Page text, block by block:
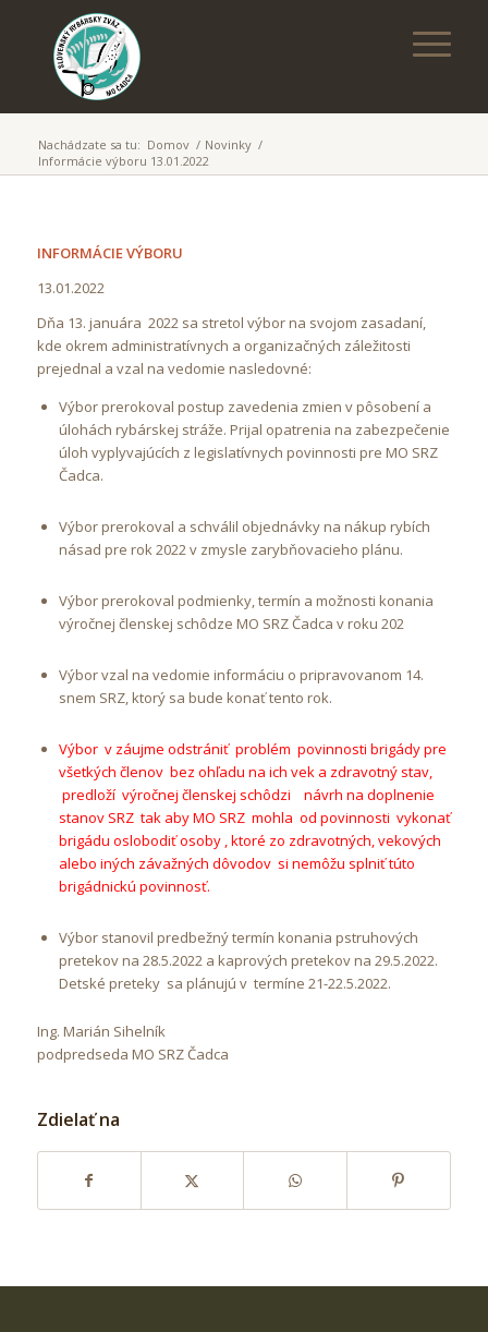
Nachádzate sa tu: Domov / Novinky /
Informácie výboru 13.01.2022
INFORMÁCIE VÝBORU
13.01.2022
Dňa 13. januára 2022 sa stretol výbor na svojom zasadaní,
kde okrem administratívnych a organizačných záležitosti
prejednal a vzal na vedomie nasledovné:
Výbor prerokoval postup zavedenia zmien v pôsobení a
úlohách rybárskej stráže. Prijal opatrenia na zabezpečenie
úloh vyplyvajúcích z legislatívnych povinnosti pre MO SRZ
Čadca.
Výbor prerokoval a schválil objednávky na nákup rybích
násad pre rok 2022 v zmysle zarybňovacieho plánu.
Výbor prerokoval podmienky, termín a možnosti konania
výročnej členskej schôdze MO SRZ Čadca v roku 202
Výbor vzal na vedomie informáciu o pripravovanom 14.
snem SRZ, ktorý sa bude konať tento rok.
Výbor v záujme odstrániť problém povinnosti brigády pre
všetkých členov bez ohľadu na ich vek a zdravotný stav,
predloží výročnej členskej schôdzi návrh na doplnenie
stanov SRZ tak aby MO SRZ mohla od povinnosti vykonať
brigádu oslobodiť osoby , ktoré zo zdravotných, vekových
alebo iných závažných dôvodov si nemôžu splniť túto
brigádnickú povinnosť.
Výbor stanovil predbežný termín konania pstruhových
pretekov na 28.5.2022 a kaprových pretekov na 29.5.2022.
Detské preteky sa plánujú v termíne 21-22.5.2022.
Ing. Marián Sihelník
podpredseda MO SRZ Čadca
Zdielať na